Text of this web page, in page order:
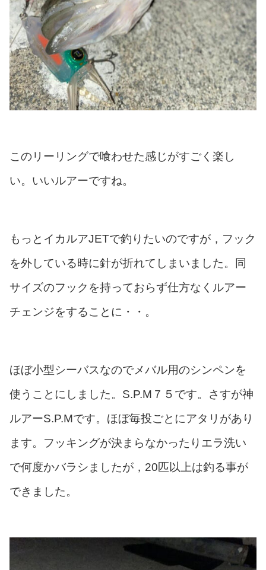
このリーリングで喰わせた感じがすごく楽し
い。いいルアーですね。
もっとイカルアJETで釣りたいのですが，フック
を外している時に針が折れてしまいました。同
サイズのフックを持っておらず仕方なくルアー
チェンジをすることに・・。
ほぼ小型シーバスなのでメバル用のシンペンを
使うことにしました。S.P.M７５です。さすが神
ルアーS.P.Mです。ほぼ毎投ごとにアタリがあり
ます。フッキングが決まらなかったりエラ洗い
で何度かバラシましたが，20匹以上は釣る事が
できました。